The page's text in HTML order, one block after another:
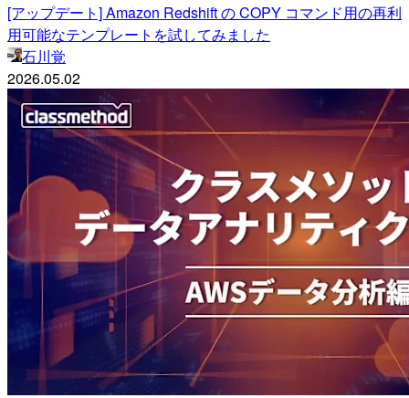
[アップデート] Amazon Redshift の COPY コマンド用の再利
用可能なテンプレートを試してみました
石川覚
2026.05.02